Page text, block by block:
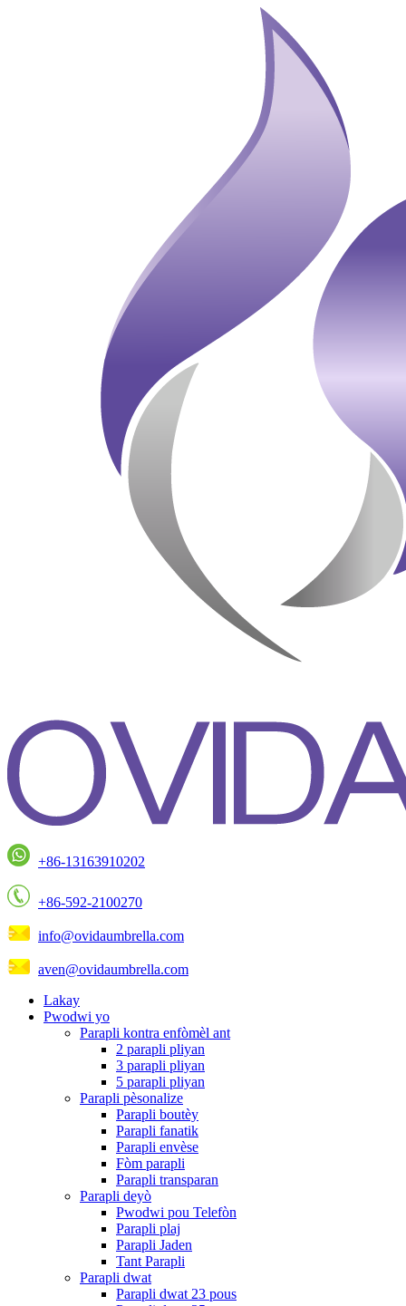
+86-13163910202
+86-592-2100270
info@ovidaumbrella.com
aven@ovidaumbrella.com
Lakay
Pwodwi yo
Parapli kontra enfòmèl ant
2 parapli pliyan
3 parapli pliyan
5 parapli pliyan
Parapli pèsonalize
Parapli boutèy
Parapli fanatik
Parapli envèse
Fòm parapli
Parapli transparan
Parapli deyò
Pwodwi pou Telefòn
Parapli plaj
Parapli Jaden
Tant Parapli
Parapli dwat
Parapli dwat 23 pous